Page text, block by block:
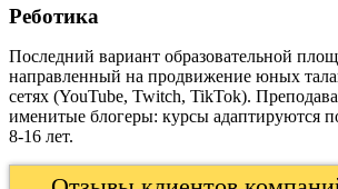
Реботика
Последний вариант образовательной
направленный на продвижение юных
сетях (YouTube, Twitch, TikTok).
именитые блогеры: курсы адаптируются
8-16 лет.